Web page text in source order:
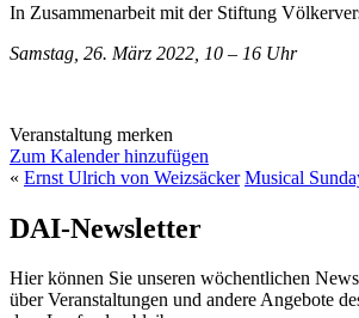
In Zusammenarbeit mit der Stiftung
Samstag, 26. März 2022, 10 – 16 Uhr
Veranstaltung merken
Zum Kalender hinzufügen
« Ernst Ulrich von Weizsäcker Musical
DAI-Newsletter
Hier können Sie unseren wöchentlichen
über Veranstaltungen und andere Angebote